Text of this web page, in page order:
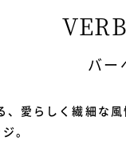
バー
、愛らしく繊細な
。